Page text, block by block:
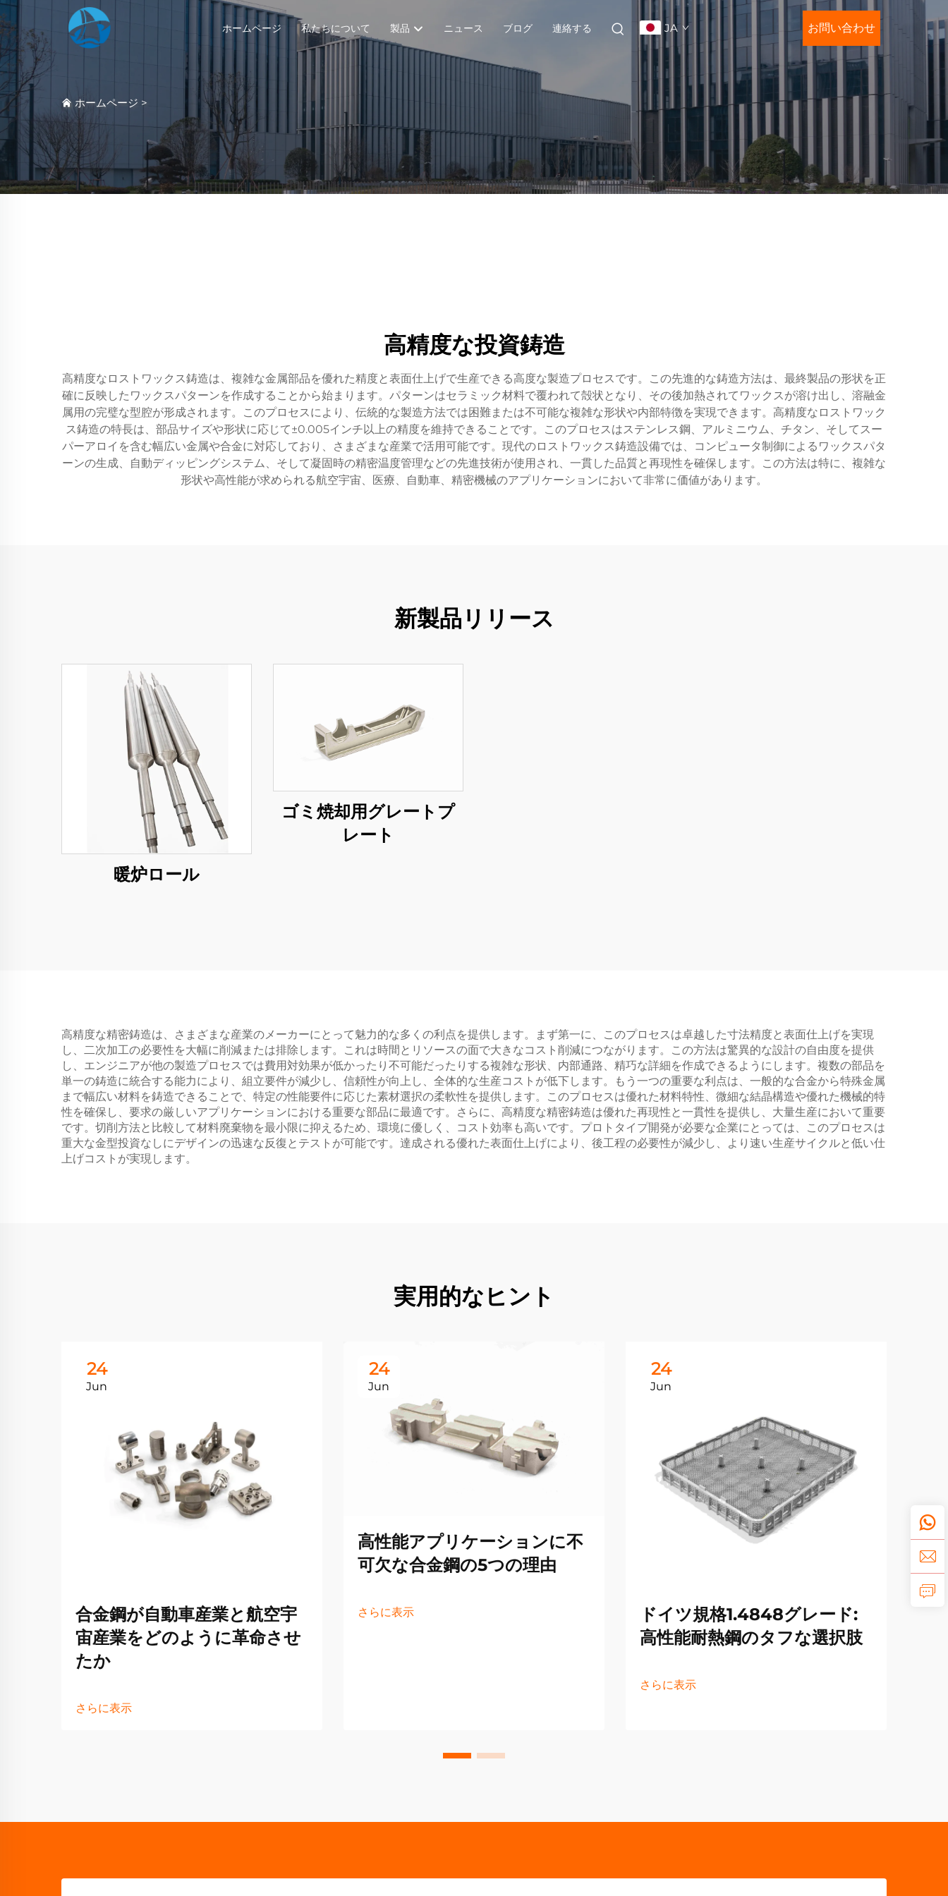
ホームページ 私たちについて 製品 ニュース ブログ 連絡する JA お問い合わせ
ホームページ >
高精度な投資鋳造
高精度なロストワックス鋳造は、複雑な金属部品を優れた精度と表面仕上げで生産できる高度な製造プロセスです。この先進的な鋳造方法は、最終製品の形状を正
確に反映したワックスパターンを作成することから始まります。パターンはセラミック材料で覆われて殻状となり、その後加熱されてワックスが溶け出し、溶融金
属用の完璧な型腔が形成されます。このプロセスにより、伝統的な製造方法では困難または不可能な複雑な形状や内部特徴を実現できます。高精度なロストワック
ス鋳造の特長は、部品サイズや形状に応じて±0.005インチ以上の精度を維持できることです。このプロセスはステンレス鋼、アルミニウム、チタン、そしてスー
パーアロイを含む幅広い金属や合金に対応しており、さまざまな産業で活用可能です。現代のロストワックス鋳造設備では、コンピュータ制御によるワックスパタ
ーンの生成、自動ディッピングシステム、そして凝固時の精密温度管理などの先進技術が使用され、一貫した品質と再現性を確保します。この方法は特に、複雑な
形状や高性能が求められる航空宇宙、医療、自動車、精密機械のアプリケーションにおいて非常に価値があります。
新製品リリース
暖炉ロール
ゴミ焼却用グレートプ
レート
高精度な精密鋳造は、さまざまな産業のメーカーにとって魅力的な多くの利点を提供します。まず第一に、このプロセスは卓越した寸法精度と表面仕上げを実現
し、二次加工の必要性を大幅に削減または排除します。これは時間とリソースの面で大きなコスト削減につながります。この方法は驚異的な設計の自由度を提供
し、エンジニアが他の製造プロセスでは費用対効果が低かったり不可能だったりする複雑な形状、内部通路、精巧な詳細を作成できるようにします。複数の部品を
単一の鋳造に統合する能力により、組立要件が減少し、信頼性が向上し、全体的な生産コストが低下します。もう一つの重要な利点は、一般的な合金から特殊金属
まで幅広い材料を鋳造できることで、特定の性能要件に応じた素材選択の柔軟性を提供します。このプロセスは優れた材料特性、微細な結晶構造や優れた機械的特
性を確保し、要求の厳しいアプリケーションにおける重要な部品に最適です。さらに、高精度な精密鋳造は優れた再現性と一貫性を提供し、大量生産において重要
です。切削方法と比較して材料廃棄物を最小限に抑えるため、環境に優しく、コスト効率も高いです。プロトタイプ開発が必要な企業にとっては、このプロセスは
重大な金型投資なしにデザインの迅速な反復とテストが可能です。達成される優れた表面仕上げにより、後工程の必要性が減少し、より速い生産サイクルと低い仕
上げコストが実現します。
実用的なヒント
24
Jun
合金鋼が自動車産業と航空宇
宙産業をどのように革命させ
たか
さらに表示
24
Jun
高性能アプリケーションに不
可欠な合金鋼の5つの理由
さらに表示
24
Jun
ドイツ規格1.4848グレード:
高性能耐熱鋼のタフな選択肢
さらに表示